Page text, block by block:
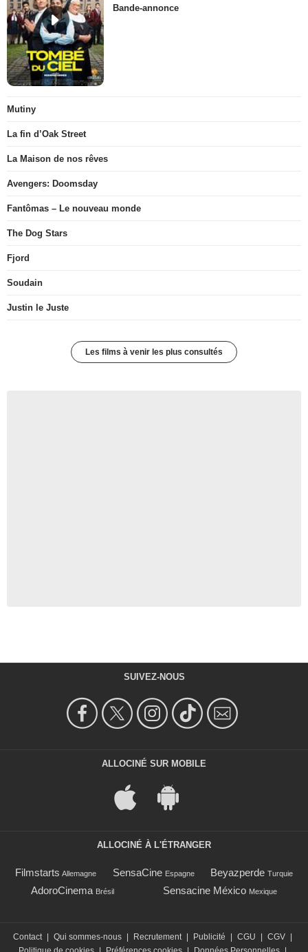
Bande-annonce
Mutiny
La fin d’Oak Street
La Maison de nos rêves
Avengers: Doomsday
Fantômas – Le nouveau monde
The Dog Stars
Fjord
Soudain
Justin le Juste
Les films à venir les plus consultés
SUIVEZ-NOUS
ALLOCINÉ SUR MOBILE
ALLOCINÉ À L'ÉTRANGER
Filmstarts Allemagne SensaCine Espagne Beyazperde Turquie
AdoroCinema Brésil Sensacine México Mexique
Contact Qui sommes-nous Recrutement Publicité CGU CGV